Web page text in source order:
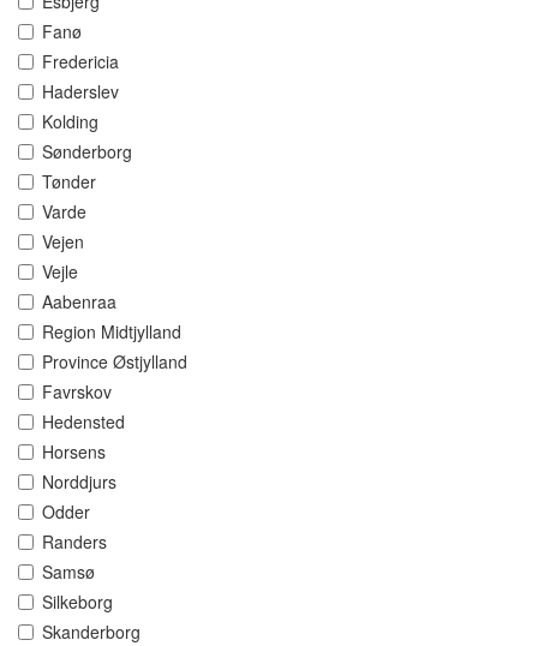
Fanø
Fredericia
Haderslev
Kolding
Sønderborg
Tønder
Varde
Vejen
Vejle
Aabenraa
Region Midtjylland
Province Østjylland
Favrskov
Hedensted
Horsens
Norddjurs
Odder
Randers
Samsø
Silkeborg
Skanderborg